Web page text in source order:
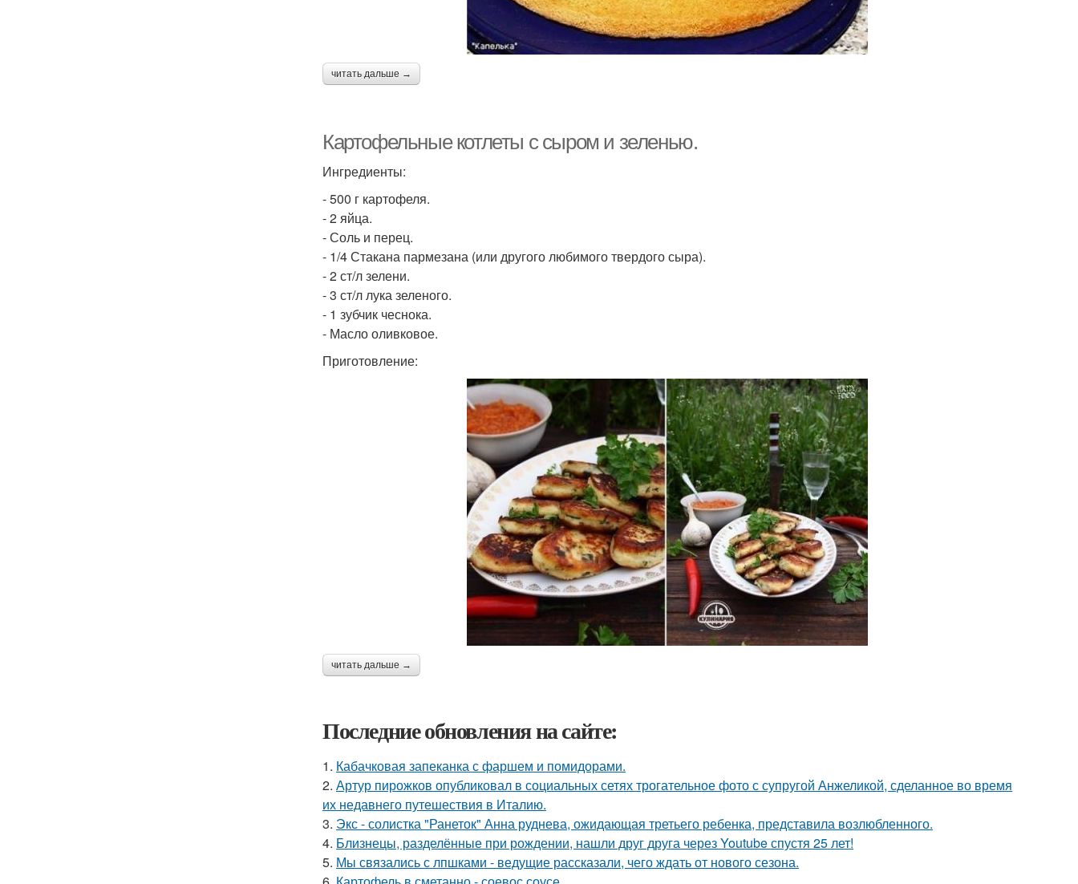
читать дальше →
Картофельные котлеты с сыром и зеленью.
Ингредиенты:
- 500 г картофеля.
- 2 яйца.
- Соль и перец.
- 1/4 Стакана пармезана (или другого любимого твердого сыра).
- 2 ст/л зелени.
- 3 ст/л лука зеленого.
- 1 зубчик чеснока.
- Масло оливковое.
Приготовление:
читать дальше →
Последние обновления на сайте:
1. Кабачковая запеканка с фаршем и помидорами.
2. Артур пирожков опубликовал в социальных сетях трогательное фото с супругой Анжеликой, сделанное во время
их недавнего путешествия в Италию.
3. Экс - солистка "Ранеток" Анна руднева, ожидающая третьего ребенка, представила возлюбленного.
4. Близнецы, разделённые при рождении, нашли друг друга через Youtube спустя 25 лет!
5. Мы связались с лпшками - ведущие рассказали, чего ждать от нового сезона.